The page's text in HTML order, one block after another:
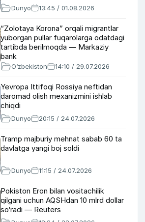
Dunyo 13:45 / 01.08.2026
“Zolotaya Korona” orqali migrantlar
yuborgan pullar fuqarolarga odatdagi
tartibda berilmoqda — Markaziy
bank
O‘zbekiston 14:10 / 29.07.2026
Yevropa Ittifoqi Rossiya neftidan
daromad olish mexanizmini ishlab
chiqdi
Dunyo 20:15 / 24.07.2026
Tramp majburiy mehnat sabab 60 ta
davlatga yangi boj soldi
Dunyo 11:15 / 24.07.2026
Pokiston Eron bilan vositachilik
qilgani uchun AQSHdan 10 mlrd dollar
so‘radi — Reuters